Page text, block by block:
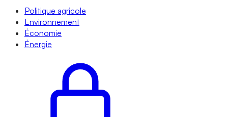
Politique agricole
Environnement
Économie
Énergie